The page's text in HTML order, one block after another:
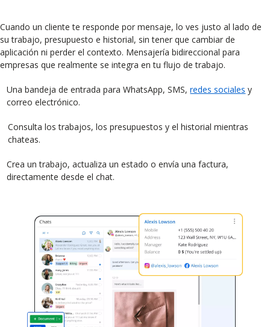
Cuando un cliente te responde por mensaje, lo ves justo al lado de
su trabajo, presupuesto e historial, sin tener que cambiar de
aplicación ni perder el contexto. Mensajería bidireccional para
empresas que realmente se integra en tu flujo de trabajo.
Una bandeja de entrada para WhatsApp, SMS,redes sociales y
correo electrónico.
Consulta los trabajos, los presupuestos y el historial mientras
chateas.
Crea un trabajo, actualiza un estado o envía una factura,
directamente desde el chat.